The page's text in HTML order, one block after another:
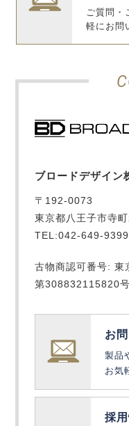
ご質問・
軽にお問
ブロードデザイン
〒192-0073
東京都八王子市寺
TEL:042-649-
古物商認可番号: 東
第308832115820号
お
製品
お気
採